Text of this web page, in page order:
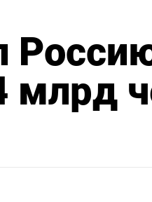
млрд